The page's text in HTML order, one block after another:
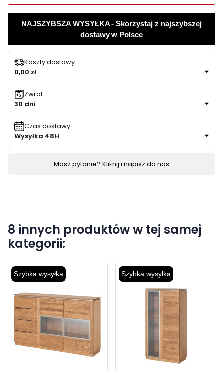
NAJSZYBSZA WYSYŁKA - Skorzystaj z najszybszej
dostawy w Polsce
Koszty dostawy
0,00 zł
Zwrot
30 dni
Czas dostawy
Wysyłka 48H
Masz pytanie? Kliknij i napisz do nas
8 innych produktów w tej samej
kategorii:
Szybka wysyłka Szybka wysyłka